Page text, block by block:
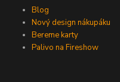
Blog
Nový design nákupáku
Bereme karty
Palivo na Fireshow